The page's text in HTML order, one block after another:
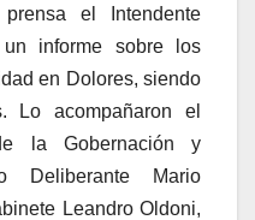
el Intendente
informe sobre los
en Dolores, siendo
Lo acompañaron el
la Gobernación y
Deliberante Mario
Leandro Oldoni,